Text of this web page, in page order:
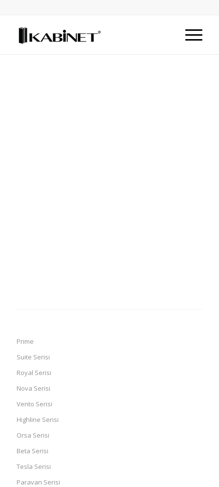
Prime
Suite Serisi
Royal Serisi
Nova Serisi
Vento Serisi
Highline Serisi
Orsa Serisi
Beta Serisi
Tesla Serisi
Paravan Serisi